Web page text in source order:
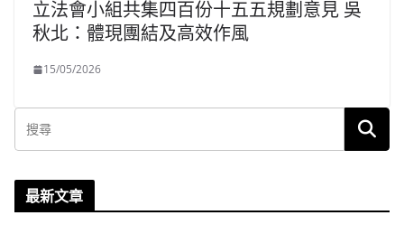
立法會小組共集四百份十五五規劃意見 吳
秋北：體現團結及高效作風
15/05/2026
最新文章